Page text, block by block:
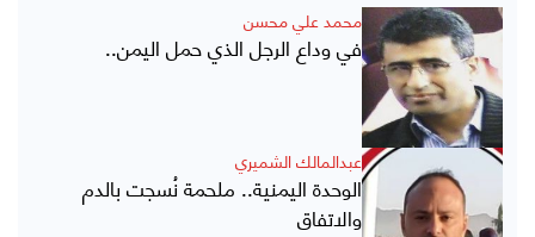
محمد علي محسن
في وداع الرجل الذي حمل اليمن..
عبدالمالك الشميري
الوحدة اليمنية.. ملحمة نُسجت بالدم
والاتفاق